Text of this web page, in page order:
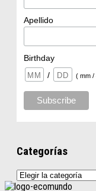
Apellido
Birthday
/
( mm /
Categorías
Categorías